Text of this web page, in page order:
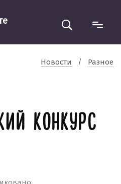
Новости / Разное
КОНКУРС